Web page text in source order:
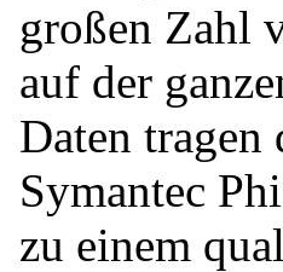
großen Zahl
auf der
Daten tragen
Symantec
zu einem